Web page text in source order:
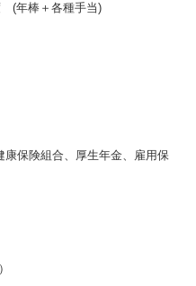
(年棒＋各種手当)
康保険組合、厚生年金、雇用保